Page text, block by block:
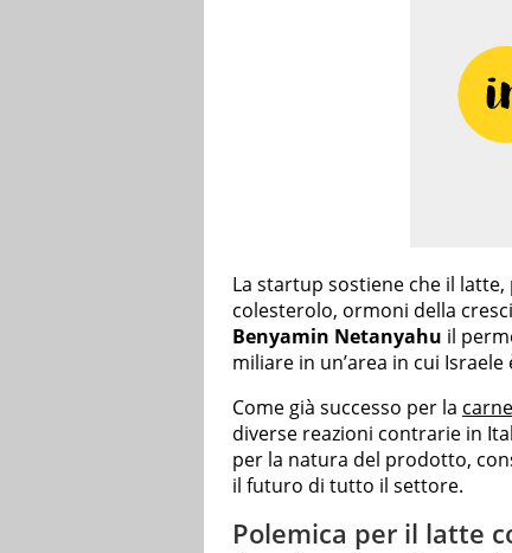
La startup sostiene che il
colesterolo, ormoni della
Benyamin Netanyahu il
miliare in un’area in cui
Come già successo per la
diverse reazioni contrarie in
per la natura del prodotto,
il futuro di tutto il settore.
Polemica per il latte